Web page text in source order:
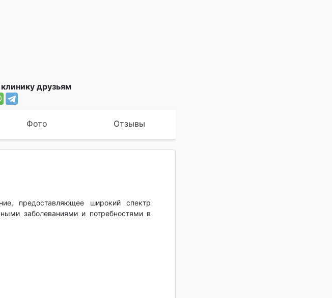
друзьям
Фото Отзывы
предоставляющее широкий спектр
заболеваниями и потребностями в